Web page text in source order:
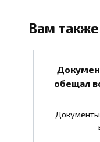
Вам
обещал
Документы